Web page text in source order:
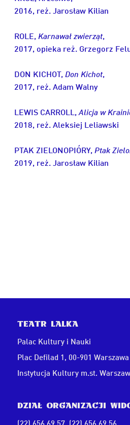
2016, reż. Jarosław Kilian
ROLE, Karnawał zwierząt,
2017, opieka reż. Grzegorz
DON KICHOT, Don Kichot,
2017, reż. Adam Walny
LEWIS CARROLL, Alicja w
2018, reż. Aleksiej Leliawski
PTAK ZIELONOPIÓRY, Ptak
2019, reż. Jarosław Kilian
Teatr Lalka
Palac Kultury i Nauki
Plac Defilad 1, 00-901 Warszawa
Instytucja Kultury m.st.
Dział Organizacji
(22) 656 69 57 (22) 656 69 56